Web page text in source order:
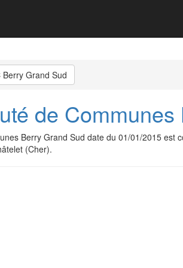
Berry Grand Sud
de
Berry Grand Sud date du 01/01/2015 est
(Cher).